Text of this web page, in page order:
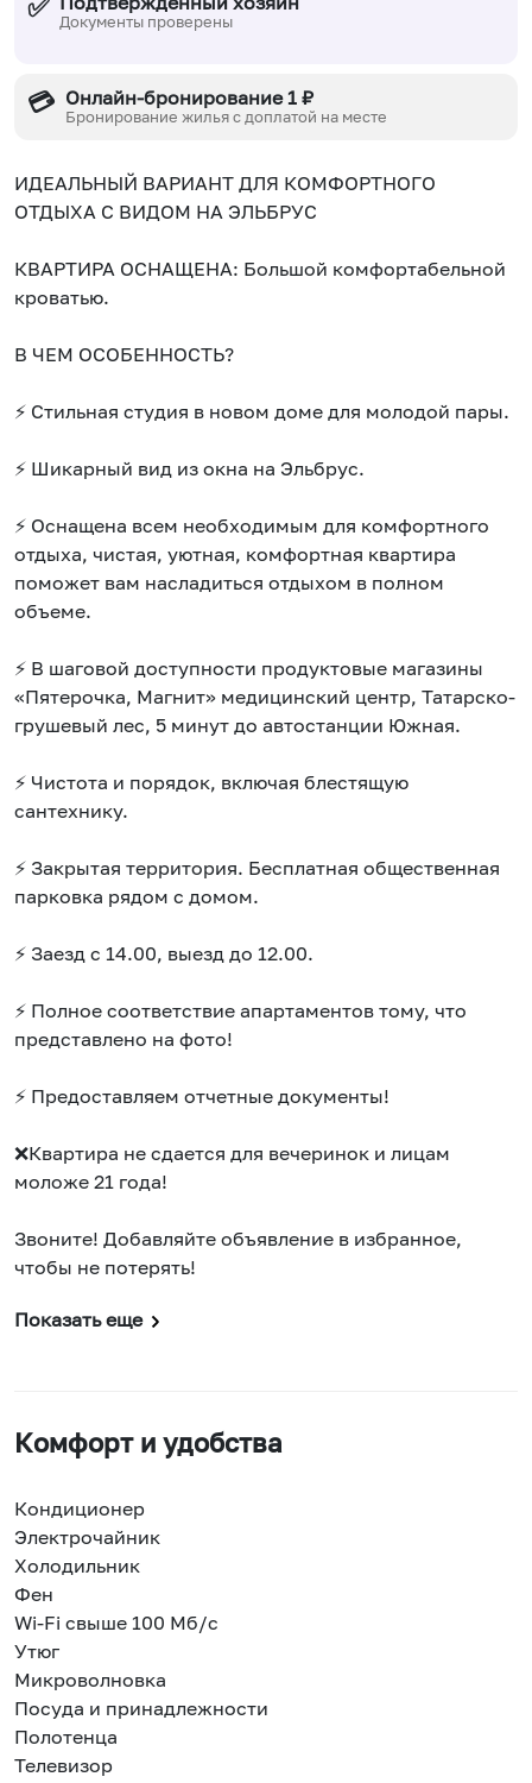
✅ Документы проверены
💳 Онлайн-бронирование 1 ₽
Бронирование жилья с доплатой на месте
ИДЕАЛЬНЫЙ ВАРИАНТ ДЛЯ КОМФОРТНОГО
ОТДЫХА С ВИДОМ НА ЭЛЬБРУС
КВАРТИРА ОСНАЩЕНА: Большой комфортабельной
кроватью.
В ЧЕМ ОСОБЕННОСТЬ?
⚡️ Стильная студия в новом доме для молодой пары.
⚡️ Шикарный вид из окна на Эльбрус.
⚡️ Оснащена всем необходимым для комфортного
отдыха, чистая, уютная, комфортная квартира
поможет вам насладиться отдыхом в полном
объеме.
⚡️ В шаговой доступности продуктовые магазины
«Пятерочка, Магнит» медицинский центр, Татарско-
грушевый лес, 5 минут до автостанции Южная.
⚡️ Чистота и порядок, включая блестящую
сантехнику.
⚡️ Закрытая территория. Бесплатная общественная
парковка рядом с домом.
⚡️ Заезд с 14.00, выезд до 12.00.
⚡️ Полное соответствие апартаментов тому, что
представлено на фото!
⚡ Предоставляем отчетные документы!
❌Квартира не сдается для вечеринок и лицам
моложе 21 года!
Звоните! Добавляйте объявление в избранное,
чтобы не потерять!
Показать еще
Комфорт и удобства
Кондиционер
Электрочайник
Холодильник
Фен
Wi-Fi свыше 100 Мб/с
Утюг
Микроволновка
Посуда и принадлежности
Полотенца
Телевизор